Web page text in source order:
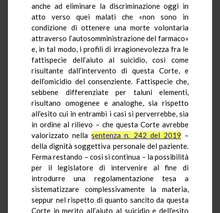
anche ad eliminare la discriminazione oggi in
atto verso quei malati che «non sono in
condizione di ottenere una morte volontaria
attraverso l’autosomministrazione del farmaco»
e, in tal modo, i profili di irragionevolezza fra le
fattispecie dell’aiuto al suicidio, così come
risultante dall’intervento di questa Corte, e
dell’omicidio del consenziente. Fattispecie che,
sebbene differenziate per taluni elementi,
risultano omogenee e analoghe, sia rispetto
all’esito cui in entrambi i casi si perverrebbe, sia
in ordine al rilievo – che questa Corte avrebbe
valorizzato nellasentenza n. 242 del 2019 –
della dignità soggettiva personale del paziente.
Ferma restando – così si continua – la possibilità
per il legislatore di intervenire al fine di
introdurre una regolamentazione tesa a
sistematizzare complessivamente la materia,
seppur nel rispetto di quanto sancito da questa
Corte in merito all’aiuto al suicidio e dell’esito